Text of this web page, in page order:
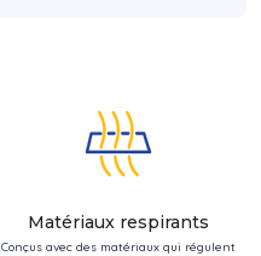
Matériaux respirants
Conçus avec des matériaux qui régulent